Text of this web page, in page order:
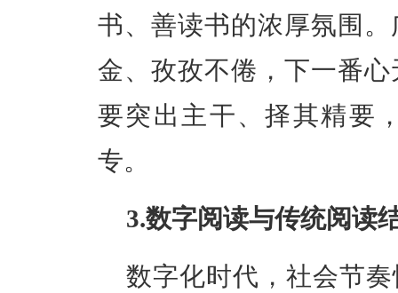
书、善读书的浓厚氛围
金、孜孜不倦，下一番
要突出主干、择其精要
专。
3.数字阅读与传统阅读
数字化时代，社会节